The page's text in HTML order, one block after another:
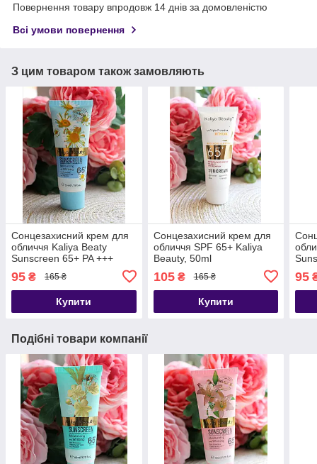
Повернення товару впродовж 14 днів за домовленістю
Всі умови повернення
З цим товаром також замовляють
Сонцезахисний крем для
обличчя Kaliya Beaty
Sunscreen 65+ PA +++
95 ₴ 165 ₴
Купити
Сонцезахисний крем для
обличчя SPF 65+ Kaliya
Beauty, 50ml
105₴ 165 ₴
Купити
95
Подібні товари компанії